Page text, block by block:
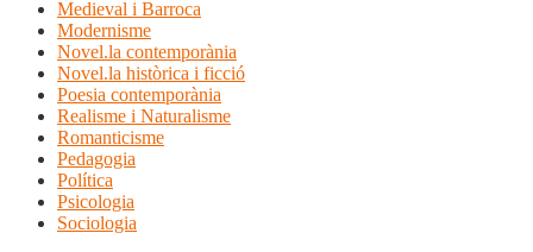
Medieval i Barroca
Modernisme
Novel.la contemporània
Novel.la històrica i ficció
Poesia contemporània
Realisme i Naturalisme
Romanticisme
Pedagogia
Política
Psicologia
Sociologia